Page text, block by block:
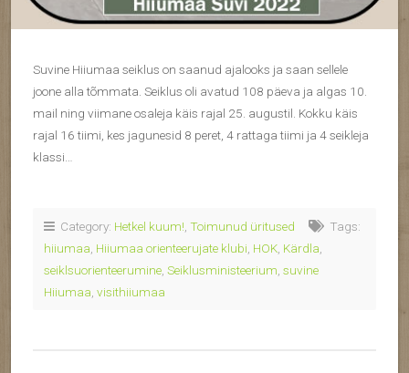
Suvine Hiiumaa seiklus on saanud ajalooks ja saan sellele
joone alla tõmmata. Seiklus oli avatud 108 päeva ja algas 10.
mail ning viimane osaleja käis rajal 25. augustil. Kokku käis
rajal 16 tiimi, kes jagunesid 8 peret, 4 rattaga tiimi ja 4 seikleja
klassi…
Category: Hetkel kuum! Toimunud üritused
Tags:
hiiumaa Hiiumaa orienteerujate klubi HOK Kärdla
seiklsuorienteerumine Seiklusministeerium suvine
Hiiumaa visithiiumaa